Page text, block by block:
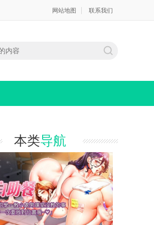
网站地图 联系我们
本类导航